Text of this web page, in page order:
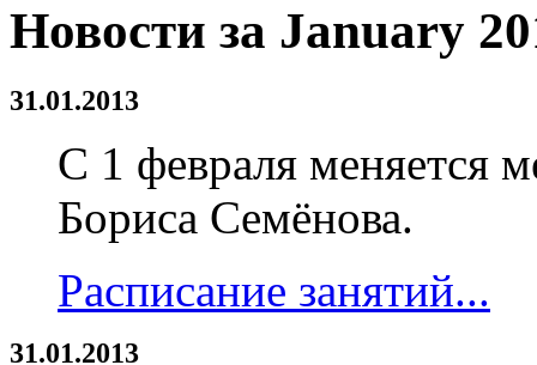
Новости за January
31.01.2013
C 1 февраля меняется
Бориса Семёнова.
Расписание занятий...
31.01.2013